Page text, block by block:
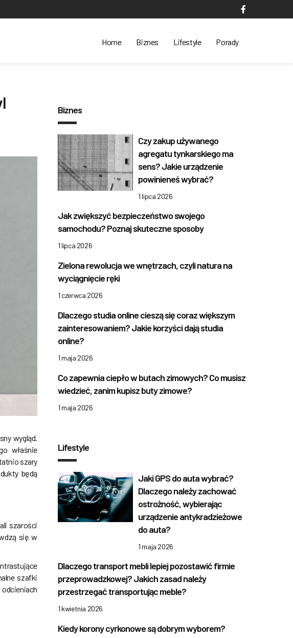
Home Biznes Lifestyle Porady
wygląd.
właśnie
szary
będą
szarości
się w
szafki
Biznes
Czy zakup używanego
agregatu tynkarskiego ma
sens? Jakie urządzenie
powinieneś wybrać?
1 lipca 2026
Jak zwiększyć bezpieczeństwo swojego
samochodu? Poznaj skuteczne sposoby
1 lipca 2026
Zielona rewolucja we wnętrzach, czyli natura na
wyciągnięcie ręki
1 czerwca 2026
Dlaczego studia online cieszą się coraz większym
zainteresowaniem? Jakie korzyści dają studia
online?
1 maja 2026
Co zapewnia ciepło w butach zimowych? Co musisz
wiedzieć, zanim kupisz buty zimowe?
1 maja 2026
Lifestyle
Jaki GPS do auta wybrać?
Dlaczego należy zachować
ostrożność, wybierając
urządzenie antykradzieżowe
do auta?
1 maja 2026
Dlaczego transport mebli lepiej pozostawić firmie
przeprowadzkowej? Jakich zasad należy
przestrzegać transportując meble?
1 kwietnia 2026
Kiedy korony cyrkonowe są dobrym wyborem?